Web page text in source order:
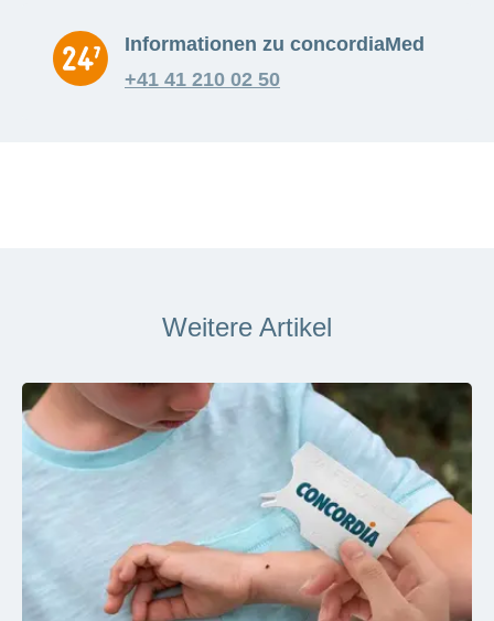
Informationen zu concordiaMed
+41 41 210 02 50
Weitere Artikel